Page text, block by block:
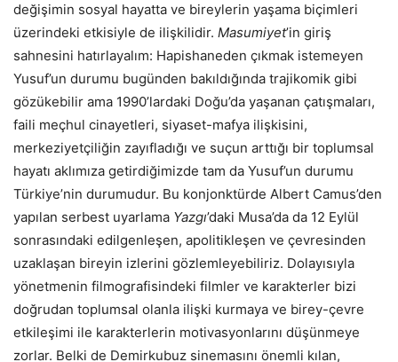
değişimin sosyal hayatta ve bireylerin yaşama biçimleri
üzerindeki etkisiyle de ilişkilidir. Masumiyet’in giriş
sahnesini hatırlayalım: Hapishaneden çıkmak istemeyen
Yusuf’un durumu bugünden bakıldığında trajikomik gibi
gözükebilir ama 1990’lardaki Doğu’da yaşanan çatışmaları,
faili meçhul cinayetleri, siyaset-mafya ilişkisini,
merkeziyetçiliğin zayıfladığı ve suçun arttığı bir toplumsal
hayatı aklımıza getirdiğimizde tam da Yusuf’un durumu
Türkiye’nin durumudur. Bu konjonktürde Albert Camus’den
yapılan serbest uyarlama Yazgı’daki Musa’da da 12 Eylül
sonrasındaki edilgenleşen, apolitikleşen ve çevresinden
uzaklaşan bireyin izlerini gözlemleyebiliriz. Dolayısıyla
yönetmenin filmografisindeki filmler ve karakterler bizi
doğrudan toplumsal olanla ilişki kurmaya ve birey-çevre
etkileşimi ile karakterlerin motivasyonlarını düşünmeye
zorlar. Belki de Demirkubuz sinemasını önemli kılan,